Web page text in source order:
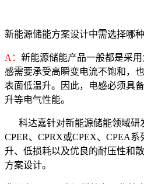
新能源储能方案设计中需选择哪
A： 新能源储能产品一般都是采
感需要承受高瞬变电流不饱和，
表面低温升。因此，电感必须具
升等电气性能。
科达嘉针对新能源储能领域研
CPER、CPRX或CPEX、CPEA
升、低损耗以及优良的耐压性和
方案设计。